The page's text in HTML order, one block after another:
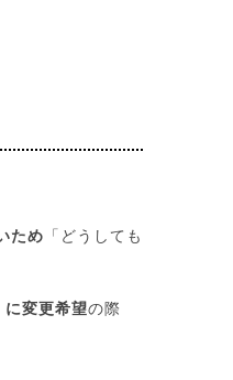
ため 「どうしても
に変更希望の際